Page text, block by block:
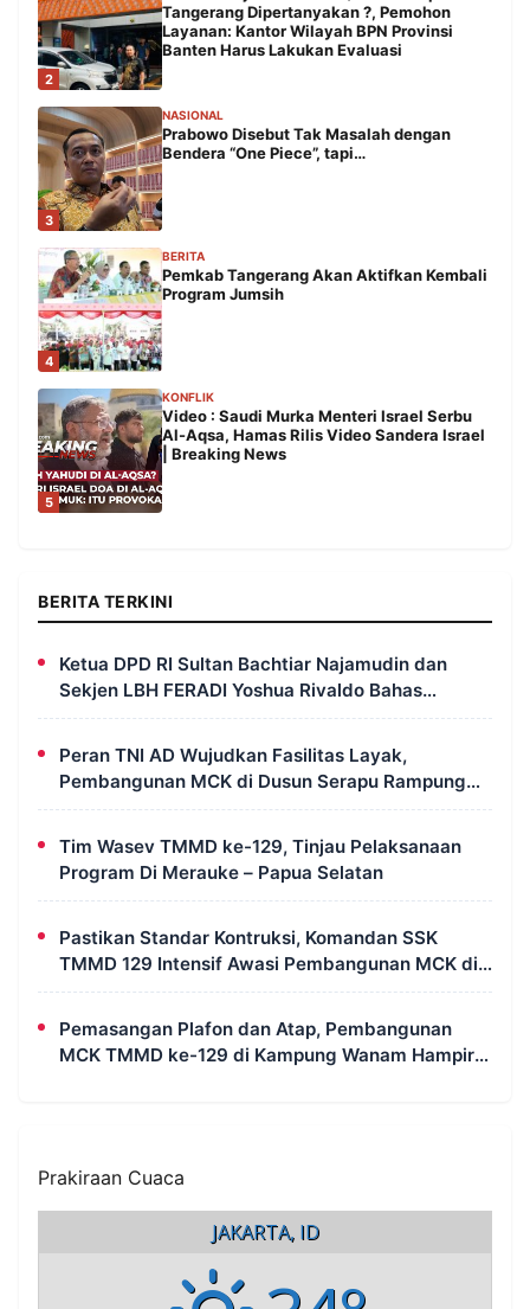
2
Tangerang Dipertanyakan ?, Pemohon
Layanan: Kantor Wilayah BPN Provinsi
Banten Harus Lakukan Evaluasi
3
NASIONAL
Prabowo Disebut Tak Masalah dengan
Bendera “One Piece”, tapi…
4
BERITA
Pemkab Tangerang Akan Aktifkan Kembali
Program Jumsih
5
KONFLIK
Video : Saudi Murka Menteri Israel Serbu
Al-Aqsa, Hamas Rilis Video Sandera Israel
| Breaking News
BERITA TERKINI
Ketua DPD RI Sultan Bachtiar Najamudin dan
Sekjen LBH FERADI Yoshua Rivaldo Bahas
Geopolitik dan Supremasi Hukum
Peran TNI AD Wujudkan Fasilitas Layak,
Pembangunan MCK di Dusun Serapu Rampung
Dikerjakan
Tim Wasev TMMD ke-129, Tinjau Pelaksanaan
Program Di Merauke – Papua Selatan
Pastikan Standar Kontruksi, Komandan SSK
TMMD 129 Intensif Awasi Pembangunan MCK di
Wanam
Pemasangan Plafon dan Atap, Pembangunan
MCK TMMD ke-129 di Kampung Wanam Hampir
Prakiraan Cuaca
JAKARTA, ID